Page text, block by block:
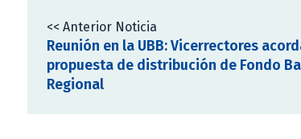
<< Anterior Noticia
Reunión en la UBB: Vicerrectores
propuesta de distribución de Fondo
Regional